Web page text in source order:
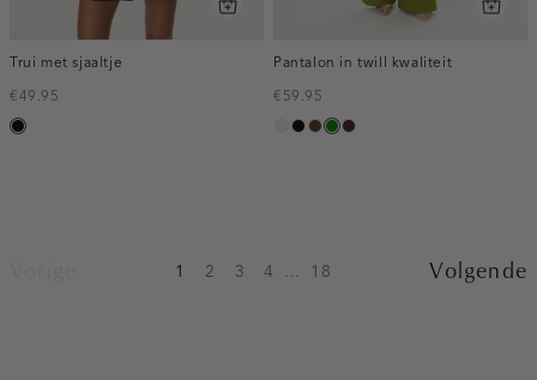
Trui met sjaaltje
€49.95
zwart
Pantalon in twill kwaliteit
€59.95
ecru
zwart
toffee
groenpruim,
1 2 3 4 ... 18 Volgende